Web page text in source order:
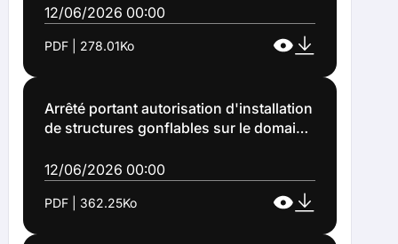
communal à Lens à l'occasion d'une
manifestation (Arrêté n°2026-1114)
12/06/2026 00:00
PDF | 278.01Ko
Arrêté portant autorisation d'installation
de structures gonflables sur le domaine
kermesse (Arrêté n°2026-1115)
12/06/2026 00:00
PDF | 362.25Ko